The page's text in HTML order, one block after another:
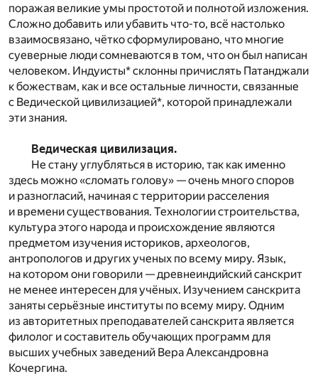
поражая великие умы простотой и полнотой изложения.
Сложно добавить или убавить что-то, всё настолько
взаимосвязано, чётко сформулировано, что многие
суеверные люди сомневаются в том, что он был написан
человеком. Индуисты* склонны причислять Патанджали
к божествам, как и все остальные личности, связанные
с Ведической цивилизацией*, которой принадлежали
эти знания.
Ведическая цивилизация.
Не стану углубляться в историю, так как именно
здесь можно «сломать голову» — очень много споров
и разногласий, начиная с территории расселения
и времени существования. Технологии строительства,
культура этого народа и происхождение являются
предметом изучения историков, археологов,
антропологов и других ученых по всему миру. Язык,
на котором они говорили — древнеиндийский санскрит
не менее интересен для учёных. Изучением санскрита
заняты серьёзные институты по всему миру. Одним
из авторитетных преподавателей санскрита является
филолог и составитель обучающих программ для
высших учебных заведений Вера Александровна
Кочергина.